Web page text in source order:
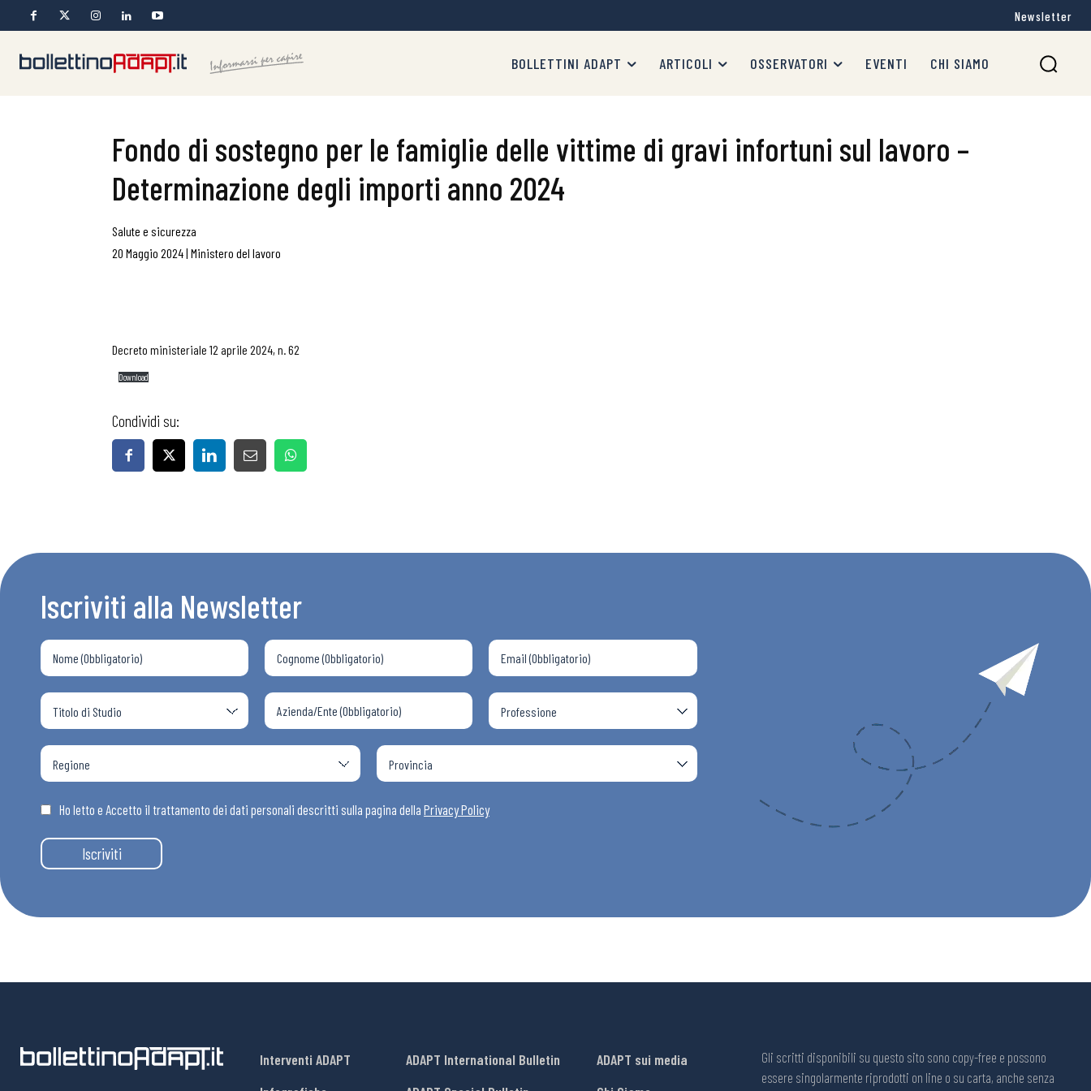
Bollettini ADAPT
Articoli
Osservatori
Eventi
Newsletter
BOLLETTINI ADAPT ARTICOLI OSSERVATORI EVENTI CHI SIAMO
Fondo di sostegno per le famiglie delle vittime di gravi infortuni sul lavoro –
Determinazione degli importi anno 2024
Salute e sicurezza
20 Maggio 2024| Ministero del lavoro
Decreto ministeriale 12 aprile 2024, n. 62
Download
Condividi su:
Iscriviti alla Newsletter
Ho letto e Accetto il trattamento dei dati personali descritti sulla pagina della Privacy Policy
Iscriviti
Interventi ADAPT
ADAPT International Bulletin
ADAPT sui media
Gli scritti disponibili su questo sito sono copy-free e possono
essere singolarmente riprodotti on line o su carta, anche senza